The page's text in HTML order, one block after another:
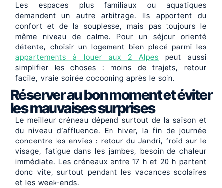
Les espaces plus familiaux ou aquatiques
demandent un autre arbitrage. Ils apportent du
confort et de la souplesse, mais pas toujours le
même niveau de calme. Pour un séjour orienté
détente, choisir un logement bien placé parmi les
appartements à louer aux 2 Alpes peut aussi
simplifier les choses : moins de trajets, retour
facile, vraie soirée cocooning après le soin.
Réserver au bon moment et éviter
les mauvaises surprises
Le meilleur créneau dépend surtout de la saison et
du niveau d’affluence. En hiver, la fin de journée
concentre les envies : retour du Jandri, froid sur le
visage, fatigue dans les jambes, besoin de chaleur
immédiate. Les créneaux entre 17 h et 20 h partent
donc vite, surtout pendant les vacances scolaires
et les week-ends.